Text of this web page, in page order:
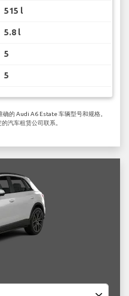
515 l
5.8 l
5
5
的 Audi A6 Estate 车辆型号和规格。
汽车租赁公司联系。